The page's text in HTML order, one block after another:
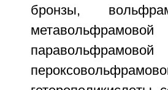
бронзы,